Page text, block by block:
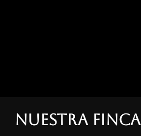
Nuestra finca